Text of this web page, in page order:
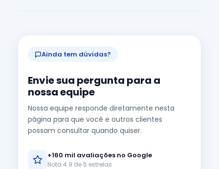
Ainda tem dúvidas?
Envie sua pergunta para a
nossa equipe
Nossa equipe responde diretamente nesta
página para que você e outros clientes
possam consultar quando quiser.
+160 mil avaliações no Google
Nota 4.9 de 5 estrelas